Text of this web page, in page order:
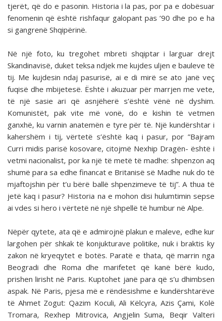
tjerët, që do e pasonin. Historia i la pas, por pa e dobësuar
fenomenin që është rishfaqur galopant pas ’90 dhe po e ha
si gangrenë Shqipërinë.
Në një foto, ku tregohet mbreti shqiptar i larguar drejt
Skandinavisë, duket teksa ndjek me kujdes uljen e bauleve të
tij. Me kujdesin ndaj pasurisë, ai e di mirë se ato janë veç
fuqisë dhe mbijetesë. Është i akuzuar për marrjen me vete,
të një sasie ari që asnjëherë s’është vënë në dyshim.
Komunistët, pak vite më vonë, do e kishin të vetmen
ganxhë, ku varnin anatemën e tyre për të. Një kundërshtar i
kahershëm i tij, vërtetë s’është kaq i pasur, por ”Bajram
Curri midis parisë kosovare, citojmë Nexhip Dragën- është i
vetmi nacionalist, por ka një të metë të madhe: shpenzon aq
shumë para sa edhe financat e Britanisë së Madhe nuk do të
mjaftojshin për t’u bërë ballë shpenzimeve të tij”. A thua të
jetë kaq i pasur? Historia na e mohon disi hulumtimin sepse
ai vdes si hero i vërtetë në një shpellë të humbur në Alpe.
Nëpër qytete, ata që e admirojnë plakun e maleve, edhe kur
largohen për shkak të konjukturave politike, nuk i braktis ky
zakon në kryeqytet e botës. Paratë e thata, që marrin nga
Beogradi dhe Roma dhe marifetet që kanë bërë kudo,
prishen lirisht në Paris. Kuptohet janë para që s’u dhimbsen
aspak. Në Paris, pjesa më e rëndësishme e kundërshtarëve
të Ahmet Zogut: Qazim Koculi, Ali Këlcyra, Azis Çami, Kolë
Tromara, Rexhep Mitrovica, Angjelin Suma, Beqir Valteri